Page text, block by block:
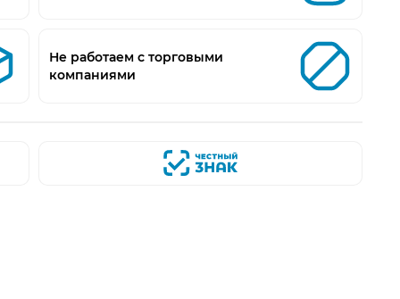
Не работаем с торговыми
компаниями